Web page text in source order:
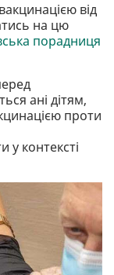
від
на цю
порадниця
ані дітям,
проти
у контексті